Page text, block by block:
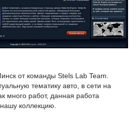
от команды Stels Lab Team.
тематику авто, в сети на
много работ, данная работа
коллекцию.